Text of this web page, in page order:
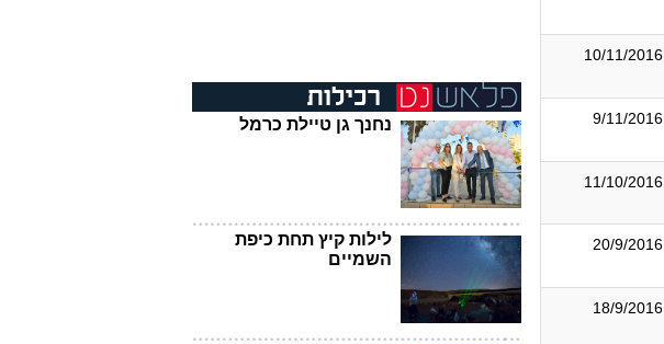
10/11/2016
9/11/2016
11/10/2016
20/9/2016
18/9/2016
נחנך גן טיילת כרמל
לילות קיץ תחת כיפת
השמיים